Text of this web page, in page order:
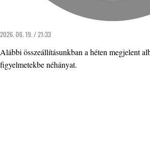
2026. 06. 19. / 21:33
Alábbi összeállításunkban a héten megjelent
figyelmetekbe néhányat.